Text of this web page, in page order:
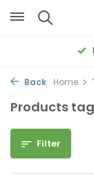
Back Home
Products
Filter